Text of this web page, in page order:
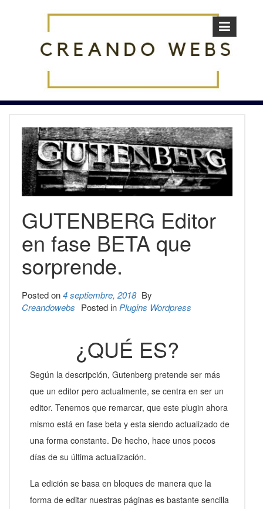
GUTENBERG Editor
en fase BETA que
sorprende.
Posted on4 septiembre, 2018 By
Creandowebs Posted in Plugins Wordpress
¿QUÉ ES?
Según la descripción, Gutenberg pretende ser más
que un editor pero actualmente, se centra en ser un
editor. Tenemos que remarcar, que este plugin ahora
mismo está en fase beta y esta siendo actualizado de
una forma constante. De hecho, hace unos pocos
días de su última actualización.
La edición se basa en bloques de manera que la
forma de editar nuestras páginas es bastante sencilla